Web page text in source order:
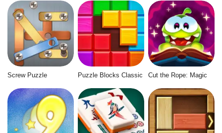
Screw Puzzle Puzzle Blocks Classic Cut the Rope: Magic